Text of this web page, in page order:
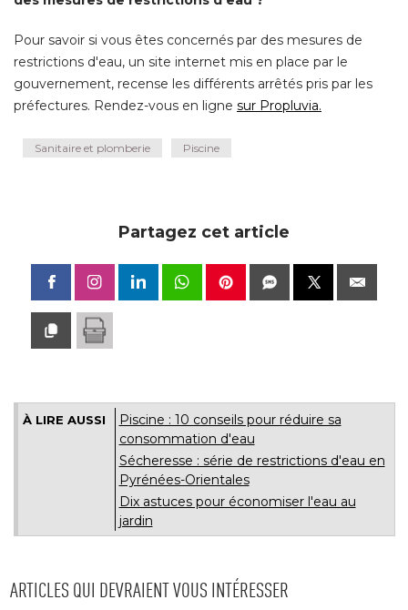
Pour savoir si vous êtes concernés par des mesures de
restrictions d'eau, un site internet mis en place par le
gouvernement, recense les différents arrêtés pris par les
préfectures. Rendez-vous en ligne sur Propluvia.
Sanitaire et plomberie Piscine
Partagez cet article
À LIRE AUSSI
Piscine : 10 conseils pour réduire sa
consommation d'eau
Sécheresse : série de restrictions d'eau en
Pyrénées-Orientales
Dix astuces pour économiser l'eau au
jardin
ARTICLES QUI DEVRAIENT VOUS INTÉRESSER